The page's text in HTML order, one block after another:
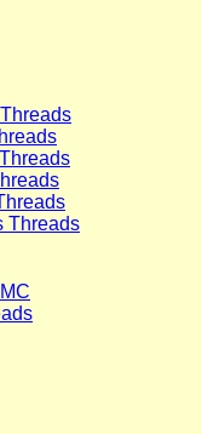
Threads